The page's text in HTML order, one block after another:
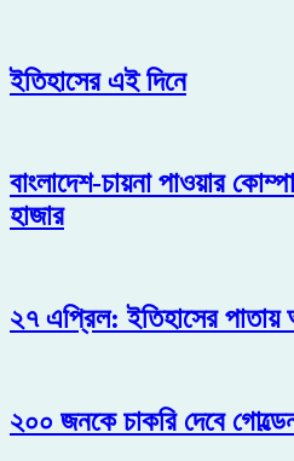
ইতিহাসের এই দিনে
বাংলাদেশ-চায়না পাওয়ার
হাজার
২৭ এপ্রিল: ইতিহাসের
২০০ জনকে চাকরি দেবে